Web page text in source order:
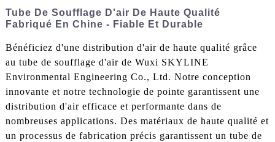
Tube De Soufflage D'air De Haute Qualité
Fabriqué En Chine - Fiable Et Durable
Bénéficiez d'une distribution d'air de haute qualité grâce
au tube de soufflage d'air de Wuxi SKYLINE
Environmental Engineering Co., Ltd. Notre conception
innovante et notre technologie de pointe garantissent une
distribution d'air efficace et performante dans de
nombreuses applications. Des matériaux de haute qualité et
un processus de fabrication précis garantissent un tube de